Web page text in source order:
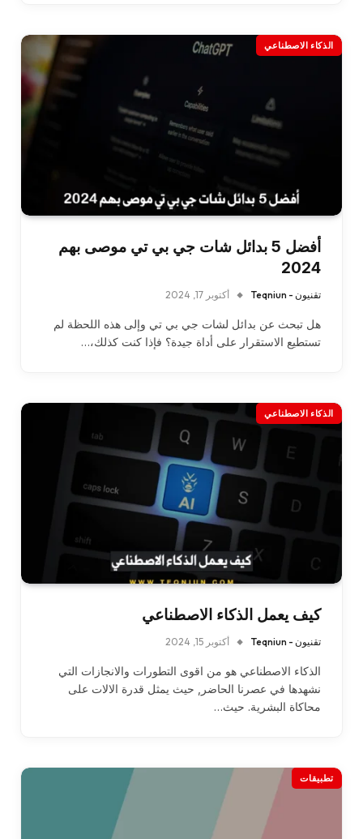
الذكاء الاصطناعي
أفضل 5 بدائل شات جي بي تي موصى بهم
2024
تقنيون - Teqniun أكتوبر 17, 2024
هل تبحث عن بدائل لشات جي بي تي وإلى هذه اللحظة لم
تستطيع الاستقرار على أداة جيدة؟ فإذا كنت كذلك،…
الذكاء الاصطناعي
كيف يعمل الذكاء الاصطناعي
تقنيون - Teqniun أكتوبر 15, 2024
الذكاء الاصطناعي هو من اقوى التطورات والانجازات التي
نشهدها في عصرنا الحاضر, حيث يمثل قدرة الالات على
محاكاة البشرية. حيث…
تطبيقات